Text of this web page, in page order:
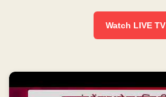
Watch LIVE TV